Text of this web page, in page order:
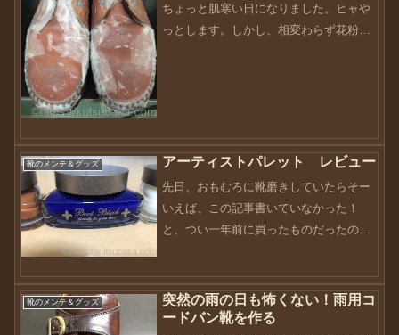
ちょっと肌寒い日になりました。ヒャや
っとします。しかし、相変わらず花粉症
靴のメンテ＆グッズ アーティストパレット レビュー
先日、おもむろに靴磨きしていたらそー
いえば、この記事書いていなかった！
と、つい一年前に買ったものだったのを
ーツの出番もそろそろですかね（笑）こ
の商品を購入しようと思っ...
靴のメンテ＆グッズ
突然の雨の日も怖くない！雨用コ
ードバン靴を作る